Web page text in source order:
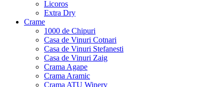
Licoros
Extra Dry
Crame
1000 de Chipuri
Casa de Vinuri Cotnari
Casa de Vinuri Stefanesti
Casa de Vinuri Zaig
Crama Agape
Crama Aramic
Crama ATU Winery